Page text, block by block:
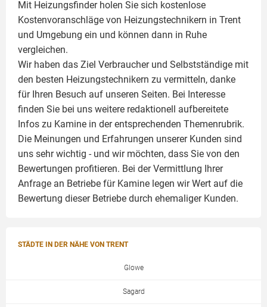
Mit Heizungsfinder holen Sie sich kostenlose
Kostenvoranschläge von Heizungstechnikern in Trent
und Umgebung ein und können dann in Ruhe
vergleichen.
Wir haben das Ziel Verbraucher und Selbstständige mit
den besten Heizungstechnikern zu vermitteln, danke
für Ihren Besuch auf unseren Seiten. Bei Interesse
finden Sie bei uns weitere redaktionell aufbereitete
Infos zu Kamine in der entsprechenden Themenrubrik.
Die Meinungen und Erfahrungen unserer Kunden sind
uns sehr wichtig - und wir möchten, dass Sie von den
Bewertungen profitieren. Bei der Vermittlung Ihrer
Anfrage an Betriebe für Kamine legen wir Wert auf die
Bewertung dieser Betriebe durch ehemaliger Kunden.
STÄDTE IN DER NÄHE VON TRENT
Glowe
Sagard